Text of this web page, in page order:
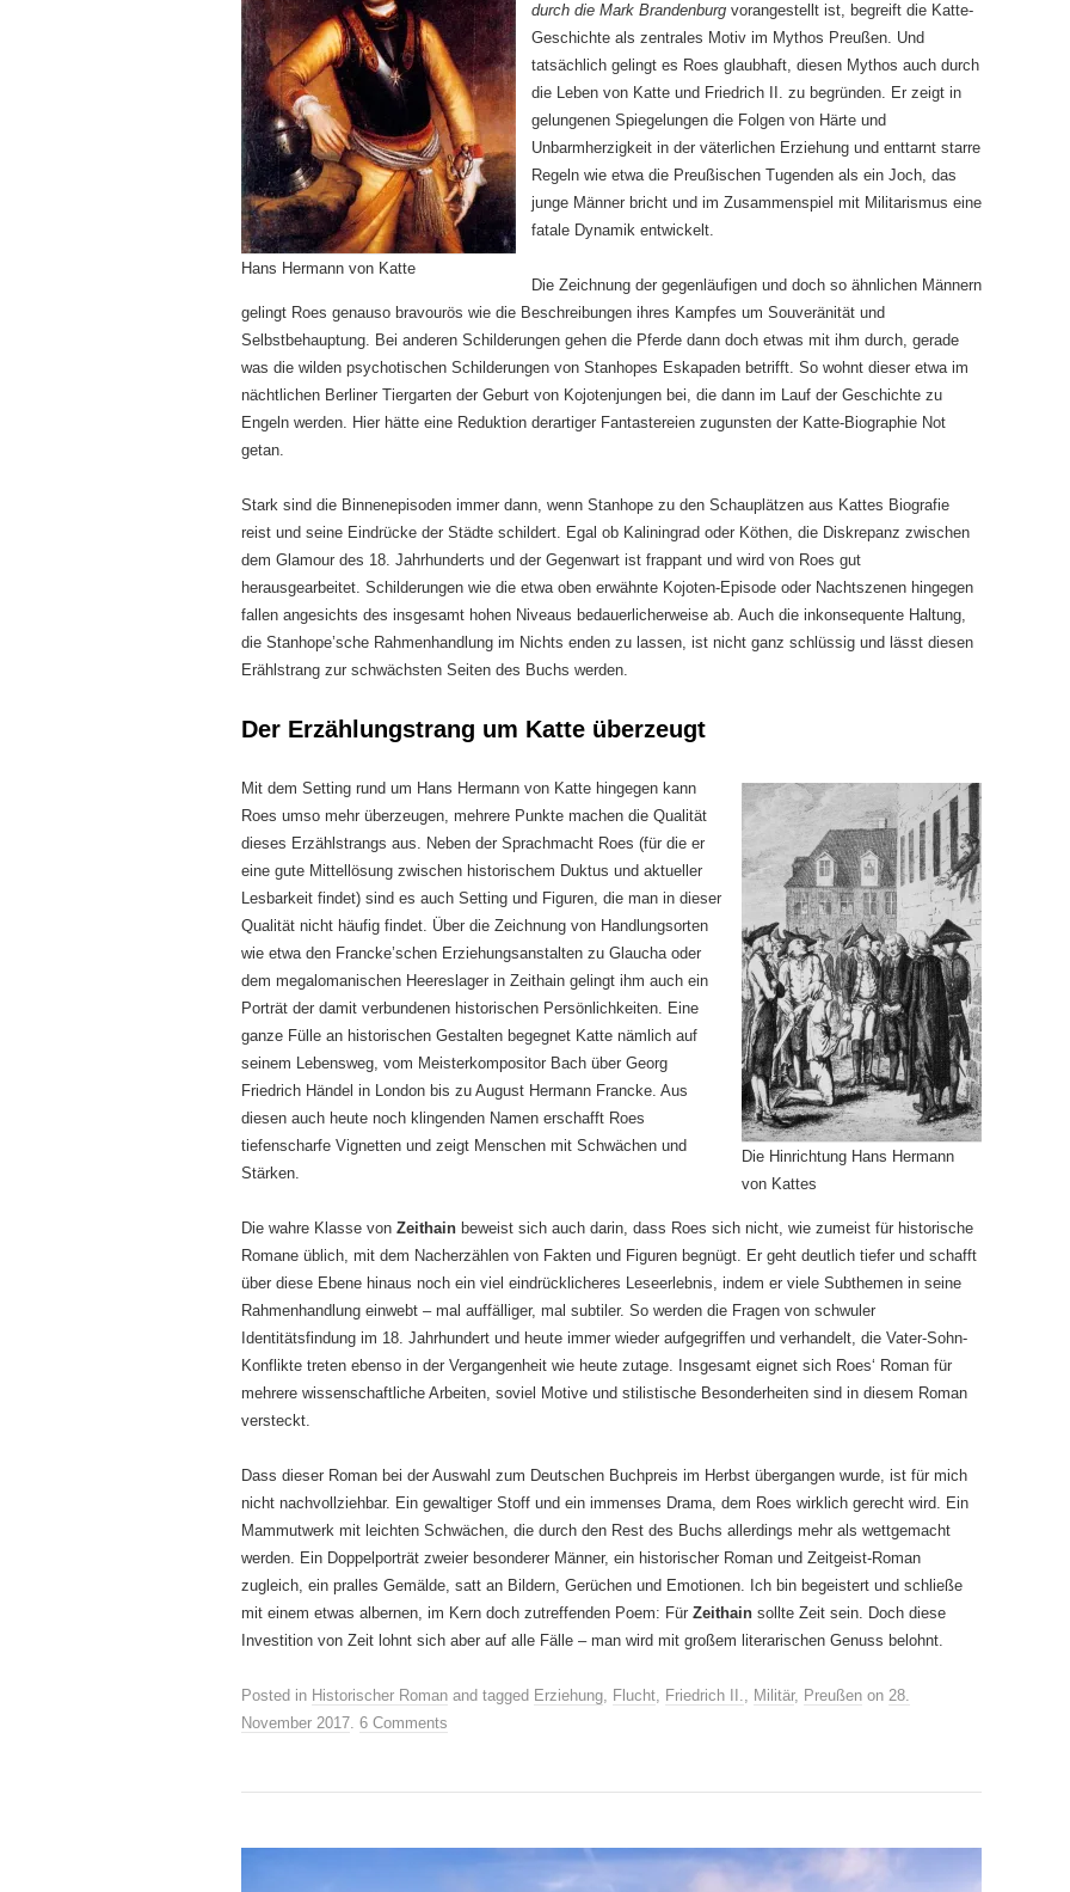
Hans Hermann von Katte
durch die Mark Brandenburg vorangestellt ist, begreift die Katte-
Geschichte als zentrales Motiv im Mythos Preußen. Und
tatsächlich gelingt es Roes glaubhaft, diesen Mythos auch durch
die Leben von Katte und Friedrich II. zu begründen. Er zeigt in
gelungenen Spiegelungen die Folgen von Härte und
Unbarmherzigkeit in der väterlichen Erziehung und enttarnt starre
Regeln wie etwa die Preußischen Tugenden als ein Joch, das
junge Männer bricht und im Zusammenspiel mit Militarismus eine
fatale Dynamik entwickelt.
Die Zeichnung der gegenläufigen und doch so ähnlichen Männern
gelingt Roes genauso bravourös wie die Beschreibungen ihres Kampfes um Souveränität und
Selbstbehauptung. Bei anderen Schilderungen gehen die Pferde dann doch etwas mit ihm durch, gerade
was die wilden psychotischen Schilderungen von Stanhopes Eskapaden betrifft. So wohnt dieser etwa im
nächtlichen Berliner Tiergarten der Geburt von Kojotenjungen bei, die dann im Lauf der Geschichte zu
Engeln werden. Hier hätte eine Reduktion derartiger Fantastereien zugunsten der Katte-Biographie Not
getan.
Stark sind die Binnenepisoden immer dann, wenn Stanhope zu den Schauplätzen aus Kattes Biografie
reist und seine Eindrücke der Städte schildert. Egal ob Kaliningrad oder Köthen, die Diskrepanz zwischen
dem Glamour des 18. Jahrhunderts und der Gegenwart ist frappant und wird von Roes gut
herausgearbeitet. Schilderungen wie die etwa oben erwähnte Kojoten-Episode oder Nachtszenen hingegen
fallen angesichts des insgesamt hohen Niveaus bedauerlicherweise ab. Auch die inkonsequente Haltung,
die Stanhope’sche Rahmenhandlung im Nichts enden zu lassen, ist nicht ganz schlüssig und lässt diesen
Erählstrang zur schwächsten Seiten des Buchs werden.
Der Erzählungstrang um Katte überzeugt
Die Hinrichtung Hans Hermann
von Kattes
Mit dem Setting rund um Hans Hermann von Katte hingegen kann
Roes umso mehr überzeugen, mehrere Punkte machen die Qualität
dieses Erzählstrangs aus. Neben der Sprachmacht Roes (für die er
eine gute Mittellösung zwischen historischem Duktus und aktueller
Lesbarkeit findet) sind es auch Setting und Figuren, die man in dieser
Qualität nicht häufig findet. Über die Zeichnung von Handlungsorten
wie etwa den Francke’schen Erziehungsanstalten zu Glaucha oder
dem megalomanischen Heereslager in Zeithain gelingt ihm auch ein
Porträt der damit verbundenen historischen Persönlichkeiten. Eine
ganze Fülle an historischen Gestalten begegnet Katte nämlich auf
seinem Lebensweg, vom Meisterkompositor Bach über Georg
Friedrich Händel in London bis zu August Hermann Francke. Aus
diesen auch heute noch klingenden Namen erschafft Roes
tiefenscharfe Vignetten und zeigt Menschen mit Schwächen und
Stärken.
Die wahre Klasse von Zeithain beweist sich auch darin, dass Roes sich nicht, wie zumeist für historische
Romane üblich, mit dem Nacherzählen von Fakten und Figuren begnügt. Er geht deutlich tiefer und schafft
über diese Ebene hinaus noch ein viel eindrücklicheres Leseerlebnis, indem er viele Subthemen in seine
Rahmenhandlung einwebt – mal auffälliger, mal subtiler. So werden die Fragen von schwuler
Identitätsfindung im 18. Jahrhundert und heute immer wieder aufgegriffen und verhandelt, die Vater-Sohn-
Konflikte treten ebenso in der Vergangenheit wie heute zutage. Insgesamt eignet sich Roes‘ Roman für
mehrere wissenschaftliche Arbeiten, soviel Motive und stilistische Besonderheiten sind in diesem Roman
versteckt.
Dass dieser Roman bei der Auswahl zum Deutschen Buchpreis im Herbst übergangen wurde, ist für mich
nicht nachvollziehbar. Ein gewaltiger Stoff und ein immenses Drama, dem Roes wirklich gerecht wird. Ein
Mammutwerk mit leichten Schwächen, die durch den Rest des Buchs allerdings mehr als wettgemacht
werden. Ein Doppelporträt zweier besonderer Männer, ein historischer Roman und Zeitgeist-Roman
zugleich, ein pralles Gemälde, satt an Bildern, Gerüchen und Emotionen. Ich bin begeistert und schließe
mit einem etwas albernen, im Kern doch zutreffenden Poem: Für Zeithain sollte Zeit sein. Doch diese
Investition von Zeit lohnt sich aber auf alle Fälle – man wird mit großem literarischen Genuss belohnt.
Posted in Historischer Roman and tagged Erziehung, Flucht, Friedrich II., Militär, Preußen on 28.
November 2017. 6 Comments